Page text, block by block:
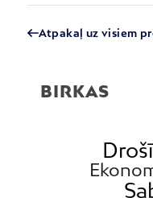
Atpakaļ uz visiem
BIRKAS